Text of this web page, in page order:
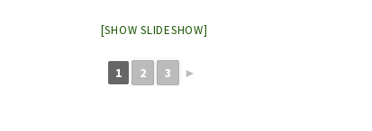
[SHOW SLIDESHOW]
1 2 3 ►